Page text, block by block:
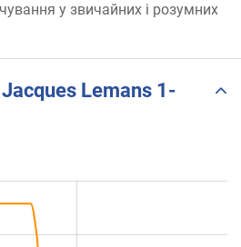
у звичайних і розумних
Lemans 1-